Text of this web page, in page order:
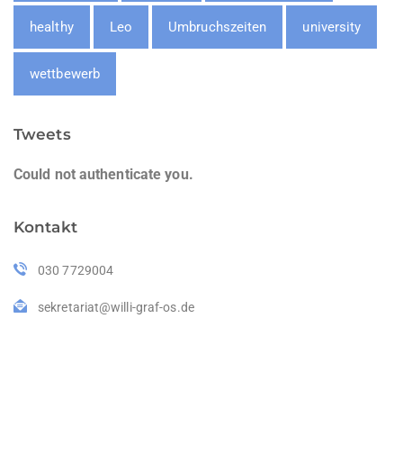
healthy Leo Umbruchszeiten university
wettbewerb
Tweets
Could not authenticate you.
Kontakt
030 7729004
sekretariat@willi-graf-os.de